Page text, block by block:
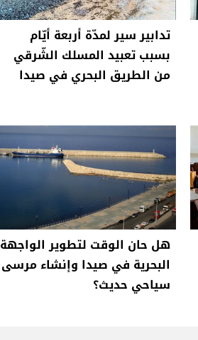
تدابير سير لمدّة أربعة أيّام
بسبب تعبيد المسلك الشّرقي
من الطريق البحري في صيدا
هل حان الوقت لتطوير الواجهة
البحرية في صيدا وإنشاء مرسى
سياحي حديث؟